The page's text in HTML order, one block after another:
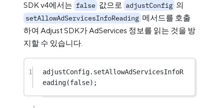
SDK v4에서는 false 값으로 adjustConfig 의
setAllowAdServicesInfoReading 메서드를 호출
하여 Adjust SDK가 AdServices 정보를 읽는 것을 방
지할 수 있습니다.
1 adjustConfig. setAllowAdServicesInfoR
eading(false);